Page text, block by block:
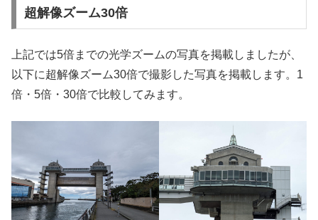
超解像ズーム30倍
上記では5倍までの光学ズームの写真を掲載しましたが、
以下に超解像ズーム30倍で撮影した写真を掲載します。1
倍・5倍・30倍で比較してみます。